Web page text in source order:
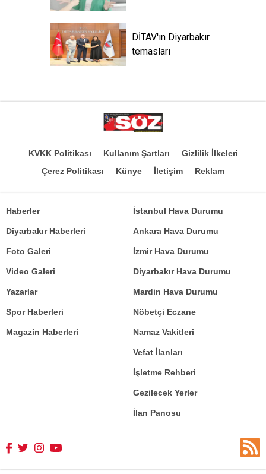
DİTAV'ın Diyarbakır
temasları
KVKK Politikası Kullanım Şartları
Gizlilik İlkeleri
Çerez Politikası
Künye İletişim Reklam
Haberler
Diyarbakır Haberleri
Foto Galeri
Video Galeri
Yazarlar
İstanbul Hava Durumu
Ankara Hava Durumu
İzmir Hava Durumu
Diyarbakır Hava Durumu
Mardin Hava Durumu
Spor Haberleri
Magazin Haberleri
Nöbetçi Eczane
Namaz Vakitleri
Vefat İlanları
İşletme Rehberi
Gezilecek Yerler
İlan Panosu